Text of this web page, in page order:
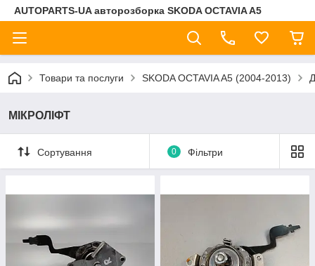
AUTOPARTS-UA авторозборка SKODA OCTAVIA A5
Товари та послуги SKODA OCTAVIA A5 (2004-2013)
МІКРОЛІФТ
Сортування 0 Фільтри